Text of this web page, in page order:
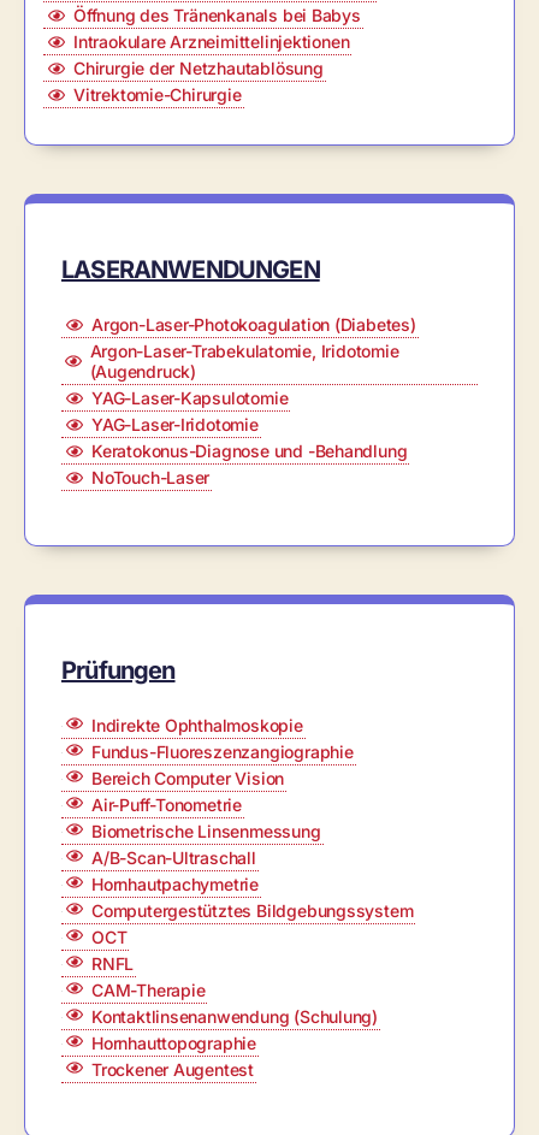
Öffnung des Tränenkanals bei Babys
Intraokulare Arzneimittelinjektionen
Chirurgie der Netzhautablösung
Vitrektomie-Chirurgie
LASERANWENDUNGEN
Argon-Laser-Photokoagulation (Diabetes)
Argon-Laser-Trabekulatomie, Iridotomie
(Augendruck)
YAG-Laser-Kapsulotomie
YAG-Laser-Iridotomie
Keratokonus-Diagnose und -Behandlung
NoTouch-Laser
Prüfungen
Indirekte Ophthalmoskopie
Fundus-Fluoreszenzangiographie
Bereich Computer Vision
Air-Puff-Tonometrie
Biometrische Linsenmessung
A/B-Scan-Ultraschall
Hornhautpachymetrie
Computergestütztes Bildgebungssystem
OCT
RNFL
CAM-Therapie
Kontaktlinsenanwendung (Schulung)
Hornhauttopographie
Trockener Augentest